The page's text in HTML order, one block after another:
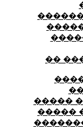
��
�����
�����